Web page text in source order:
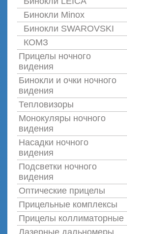
Бинокли Minox
Бинокли SWAROVSKI
КОМЗ
Прицелы ночного
видения
Бинокли и очки ночного
видения
Тепловизоры
Монокуляры ночного
видения
Насадки ночного
видения
Подсветки ночного
видения
Оптические прицелы
Прицельные комплексы
Прицелы коллиматорные
Лазерные дальномеры